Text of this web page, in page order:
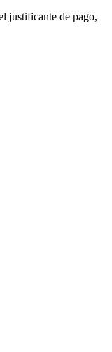
justificante de pago,